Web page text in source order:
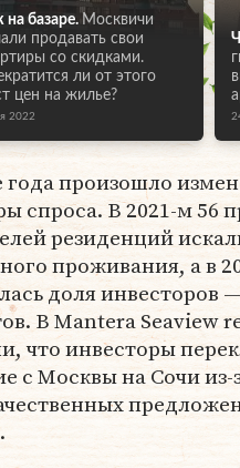
на базаре. Москвичи
продавать свои
со скидками.
ли от этого
цен на жилье?
2022
года произошло
спроса. В 2021-м 56
резиденций
проживания, а в
доля инвесторов
В Mantera Seaview
что инвесторы
с Москвы на Сочи из-